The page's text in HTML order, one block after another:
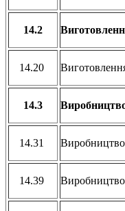
14.2
14.20
14.3
14.31
14.39 Виробництво